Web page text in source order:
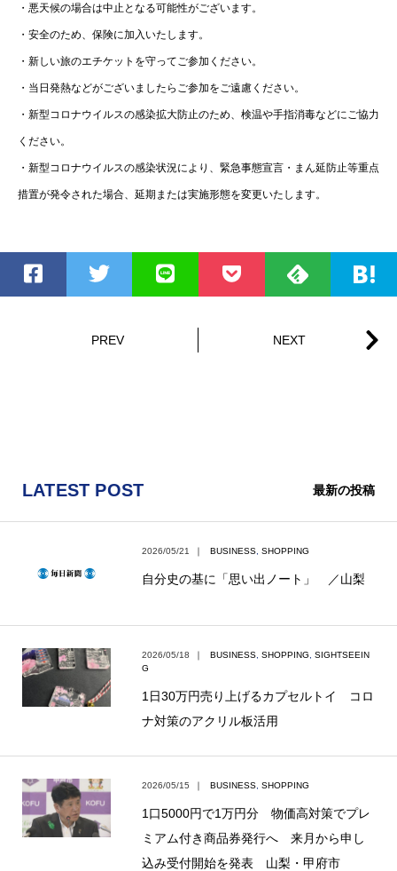
・悪天候の場合は中止となる可能性がございます。
・安全のため、保険に加入いたします。
・新しい旅のエチケットを守ってご参加ください。
・当日発熱などがございましたらご参加をご遠慮ください。
・新型コロナウイルスの感染拡大防止のため、検温や手指消毒などにご協力
ください。
・新型コロナウイルスの感染状況により、緊急事態宣言・まん延防止等重点
措置が発令された場合、延期または実施形態を変更いたします。
LATEST POST 最新の投稿
2026/05/21 ｜ BUSINESS SHOPPING
自分史の基に「思い出ノート」 ／山梨
2026/05/18 ｜ BUSINESS SHOPPING
SIGHTSEEIN
G
1日30万円売り上げるカプセルトイ コロ
ナ対策のアクリル板活用
2026/05/15 ｜ BUSINESS SHOPPING
1口5000円で1万円分 物価高対策でプレ
ミアム付き商品券発行へ 来月から申し
込み受付開始を発表 山梨・甲府市